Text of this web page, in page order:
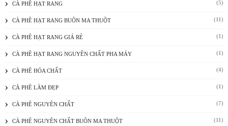
CÀ PHÊ HẠT RANG (5)
CÀ PHÊ HẠT RANG BUÔN MA THUỘT (11)
CÀ PHÊ HẠT RANG GIÁ RẺ (1)
CÀ PHÊ HẠT RANG NGUYÊN CHẤT PHA MÁY (1)
CÀ PHÊ HÓA CHẤT (4)
CÀ PHÊ LÀM ĐẸP (1)
CÀ PHÊ NGUYÊN CHẤT (7)
CÀ PHÊ NGUYÊN CHẤT BUÔN MA THUỘT (11)